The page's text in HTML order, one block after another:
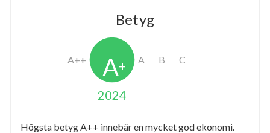
Betyg
2024
Högsta betyg A++ innebär en mycket god ekonomi.